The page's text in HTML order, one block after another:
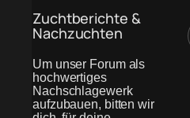
Zuchtberichte &
Nachzuchten
Um unser Forum als
hochwertiges
Nachschlagewerk
aufzubauen, bitten wir